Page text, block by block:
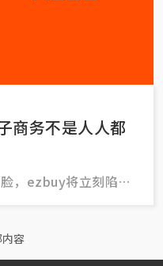
商务不是人人都
，ezbuy将立刻陷入
容